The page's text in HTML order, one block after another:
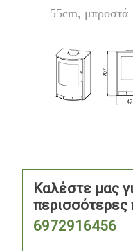
55cm, μπροστά
Καλέστε μας
περισσότερες
6972916456